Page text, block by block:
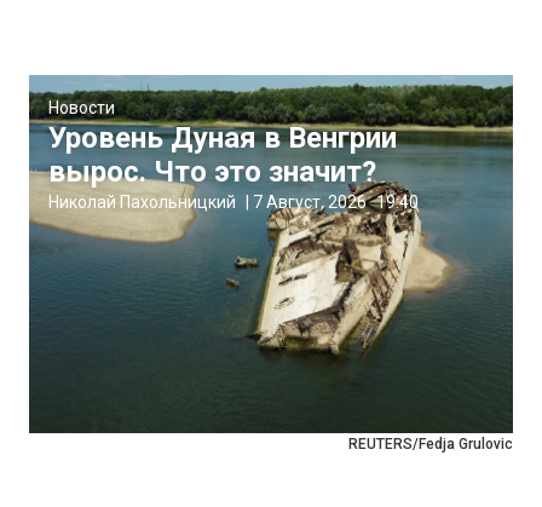
REUTERS/Fedja Grulovic
Новости
Уровень Дуная в Венгрии
вырос. Что это значит?
Николай Пахольницкий 7 Август, 2026 19:40